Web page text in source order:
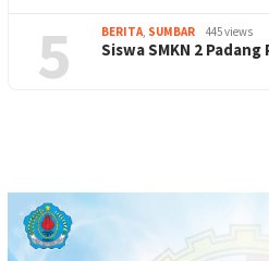
5 BERITA SUMBAR 445 views
Siswa SMKN 2